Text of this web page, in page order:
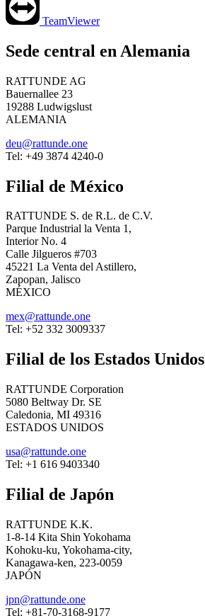
TeamViewer
Sede central en Alemania
RATTUNDE AG
Bauernallee 23
19288 Ludwigslust
ALEMANIA
deu@rattunde.one
Tel: +49 3874 4240-0
Filial de México
RATTUNDE S. de R.L. de C.V.
Parque Industrial la Venta 1,
Interior No. 4
Calle Jilgueros #703
45221 La Venta del Astillero,
Zapopan, Jalisco
MÉXICO
mex@rattunde.one
Tel: +52 332 3009337
Filial de los Estados Unidos
RATTUNDE Corporation
5080 Beltway Dr. SE
Caledonia, MI 49316
ESTADOS UNIDOS
usa@rattunde.one
Tel: +1 616 9403340
Filial de Japón
RATTUNDE K.K.
1-8-14 Kita Shin Yokohama
Kohoku-ku, Yokohama-city,
Kanagawa-ken, 223-0059
JAPÓN
jpn@rattunde.one
Tel: +81-70-3168-9177